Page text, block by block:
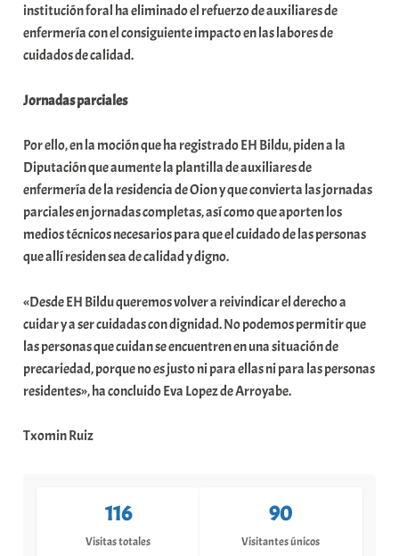
institución foral ha eliminado el refuerzo de auxiliares de
enfermería con el consiguiente impacto en las labores de
cuidados de calidad.
Jornadas parciales
Por ello, en la moción que ha registrado EH Bildu, piden a la
Diputación que aumente la plantilla de auxiliares de
enfermería de la residencia de Oion y que convierta las jornadas
parciales en jornadas completas, así como que aporten los
medios técnicos necesarios para que el cuidado de las personas
que allí residen sea de calidad y digno.
«Desde EH Bildu queremos volver a reivindicar el derecho a
cuidar y a ser cuidadas con dignidad. No podemos permitir que
las personas que cuidan se encuentren en una situación de
precariedad, porque no es justo ni para ellas ni para las personas
residentes», ha concluido Eva Lopez de Arroyabe.
Txomin Ruiz
116
Visitas totales
90
Visitantes únicos